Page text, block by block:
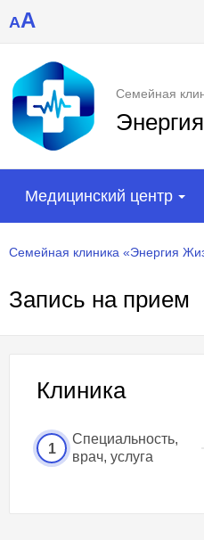
AA
Семейная
Медицинский центр
Семейная клиника «Энергия
Запись на прием
Клиника
1
Специальность,
врач, услуга